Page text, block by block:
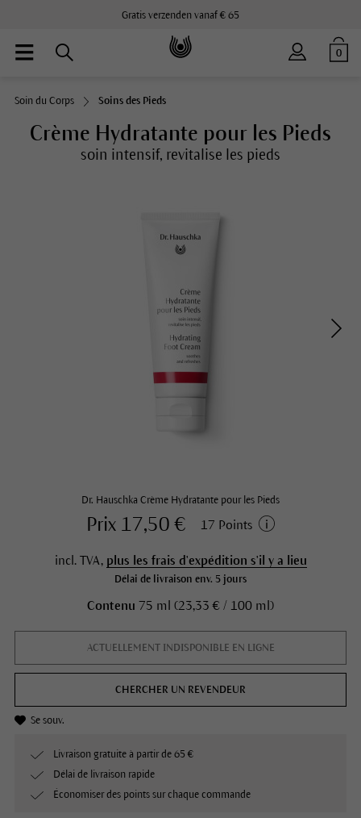
Gratis verzenden vanaf € 65
0
Soin du Corps Soins des Pieds
Crème Hydratante pour les Pieds
soin intensif, revitalise les pieds
Dr. Hauschka Crème Hydratante pour les Pieds
Prix 17,50 € 17 Points
incl. TVA, plus les frais d'expédition s'il y a lieu
Délai de livraison env. 5 jours
Contenu 75 ml (23,33 € / 100 ml)
ACTUELLEMENT INDISPONIBLE EN LIGNE
CHERCHER UN REVENDEUR
Se souv.
Livraison gratuite à partir de 65 €
Délai de livraison rapide
Économiser des points sur chaque commande